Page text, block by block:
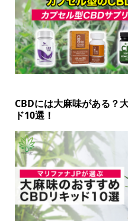
CBDには大麻味がある？
ド10選！